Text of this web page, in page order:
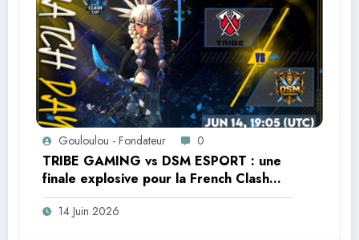
Gouloulou - Fondateur 0
TRIBE GAMING vs DSM ESPORT : une
finale explosive pour la French Clash
Cup
14 Juin 2026